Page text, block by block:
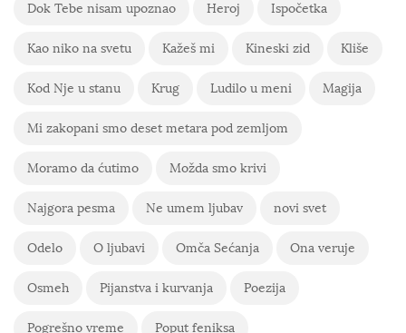
Dok Tebe nisam upoznao Heroj Ispočetka
Kao niko na svetu Kažeš mi Kineski zid Kliše
Kod Nje u stanu Krug Ludilo u meni Magija
Mi zakopani smo deset metara pod zemljom
Moramo da ćutimo Možda smo krivi
Najgora pesma Ne umem ljubav novi svet
Odelo O ljubavi Omča Sećanja Ona veruje
Osmeh Pijanstva i kurvanja Poezija
Pogrešno vreme Poput feniksa